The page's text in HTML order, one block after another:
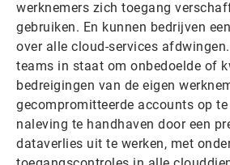
werknemers zich toegang
gebruiken. En kunnen bedrijven
over alle cloud-services
teams in staat om onbedoelde of
bedreigingen van de eigen
gecompromitteerde accounts op
naleving te handhaven door een
dataverlies uit te werken, met